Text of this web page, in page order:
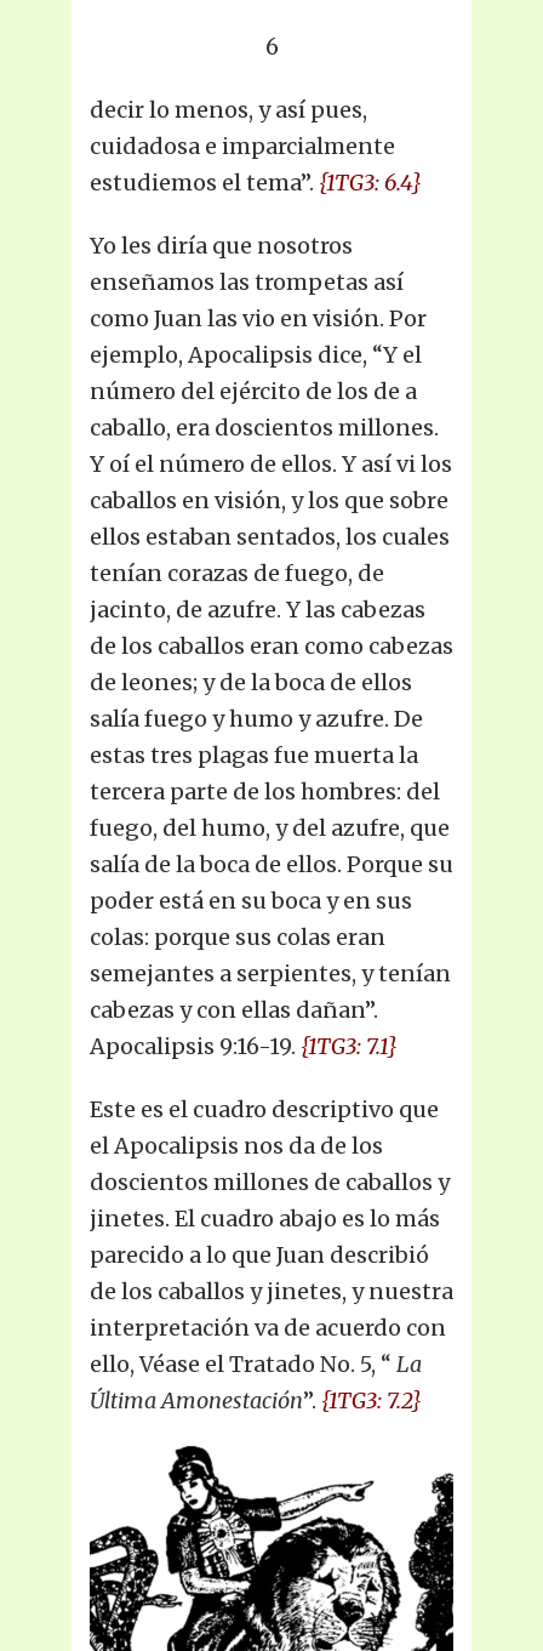
6
decir lo menos, y así pues,
cuidadosa e imparcialmente
estudiemos el tema”. {1TG3: 6.4}
Yo les diría que nosotros
enseñamos las trompetas así
como Juan las vio en visión. Por
ejemplo, Apocalipsis dice, “Y el
número del ejército de los de a
caballo, era doscientos millones.
Y oí el número de ellos. Y así vi los
caballos en visión, y los que sobre
ellos estaban sentados, los cuales
tenían corazas de fuego, de
jacinto, de azufre. Y las cabezas
de los caballos eran como cabezas
de leones; y de la boca de ellos
salía fuego y humo y azufre. De
estas tres plagas fue muerta la
tercera parte de los hombres: del
fuego, del humo, y del azufre, que
salía de la boca de ellos. Porque su
poder está en su boca y en sus
colas: porque sus colas eran
semejantes a serpientes, y tenían
cabezas y con ellas dañan”.
Apocalipsis 9:16-19. {1TG3: 7.1}
Este es el cuadro descriptivo que
el Apocalipsis nos da de los
doscientos millones de caballos y
jinetes. El cuadro abajo es lo más
parecido a lo que Juan describió
de los caballos y jinetes, y nuestra
interpretación va de acuerdo con
ello, Véase el Tratado No. 5, “ La
Última Amonestación”. {1TG3: 7.2}